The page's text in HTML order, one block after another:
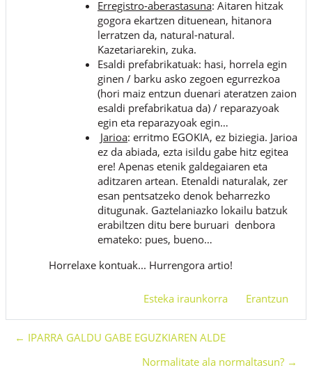
Erregistro-aberastasuna: Aitaren hitzak
gogora ekartzen dituenean, hitanora
lerratzen da, natural-natural.
Kazetariarekin, zuka.
Esaldi prefabrikatuak: hasi, horrela egin
ginen / barku asko zegoen egurrezkoa
(hori maiz entzun duenari ateratzen zaion
esaldi prefabrikatua da) / reparazyoak
egin eta reparazyoak egin…
Jarioa: erritmo EGOKIA, ez biziegia. Jarioa
ez da abiada, ezta isildu gabe hitz egitea
ere! Apenas etenik galdegaiaren eta
aditzaren artean. Etenaldi naturalak, zer
esan pentsatzeko denok beharrezko
ditugunak. Gaztelaniazko lokailu batzuk
erabiltzen ditu bere buruari denbora
emateko: pues, bueno…
Horrelaxe kontuak... Hurrengora artio!
Esteka iraunkorra Erantzun
← IPARRA GALDU GABE EGUZKIAREN ALDE
Normalitate ala normaltasun? →